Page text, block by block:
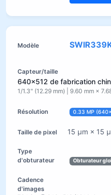
640×512 de fabrication
1/1.3" (12.29 mm) | 9.60 mm ×
0.33 MP
15 µm × 15
Obturateur